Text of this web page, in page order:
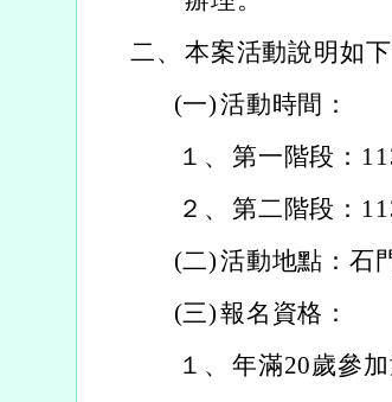
二、 本案活動說明如下
(一)活動時間：
１、 第一階段：
２、 第二階段：
(二)活動地點：石
(三)報名資格：
１、 年滿20歲參